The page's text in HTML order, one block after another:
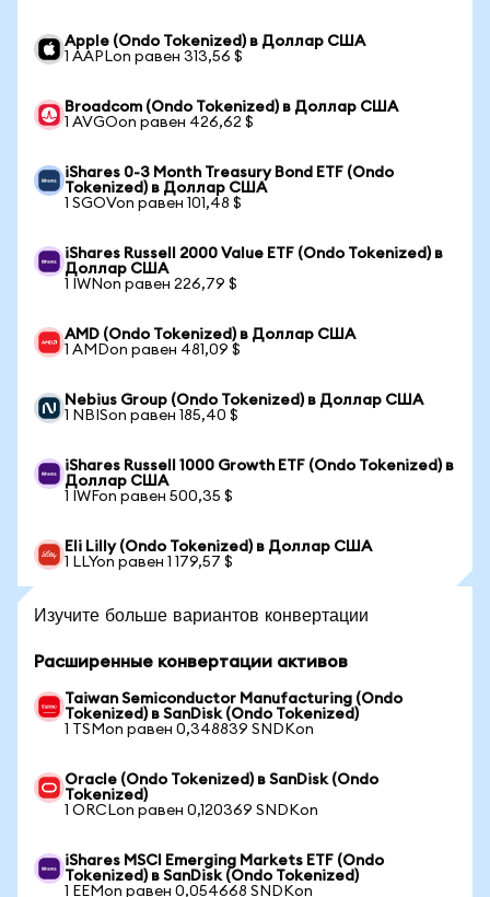
Apple (Ondo Tokenized) в Доллар США
1 AAPLon равен 313,56 $
Broadcom (Ondo Tokenized) в Доллар США
1 AVGOon равен 426,62 $
iShares 0-3 Month Treasury Bond ETF (Ondo
Tokenized) в Доллар США
1 SGOVon равен 101,48 $
iShares Russell 2000 Value ETF (Ondo Tokenized) в
Доллар США
1 IWNon равен 226,79 $
AMD (Ondo Tokenized) в Доллар США
1 AMDon равен 481,09 $
Nebius Group (Ondo Tokenized) в Доллар США
1 NBISon равен 185,40 $
iShares Russell 1000 Growth ETF (Ondo Tokenized) в
Доллар США
1 IWFon равен 500,35 $
Eli Lilly (Ondo Tokenized) в Доллар США
1 LLYon равен 1 179,57 $
Изучите больше вариантов конвертации
Расширенные конвертации активов
Taiwan Semiconductor Manufacturing (Ondo
Tokenized) в SanDisk (Ondo Tokenized)
1 TSMon равен 0,348839 SNDKon
Oracle (Ondo Tokenized) в SanDisk (Ondo
Tokenized)
1 ORCLon равен 0,120369 SNDKon
iShares MSCI Emerging Markets ETF (Ondo
Tokenized) в SanDisk (Ondo Tokenized)
1 EEMon равен 0,054668 SNDKon